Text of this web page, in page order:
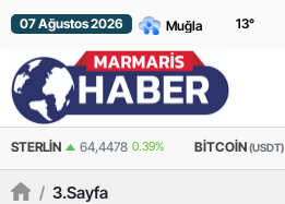
07 Ağustos 2026 13°
STERLIN 64,4478 0.39% BITCOIN(USDT)
/ 3.sayfa